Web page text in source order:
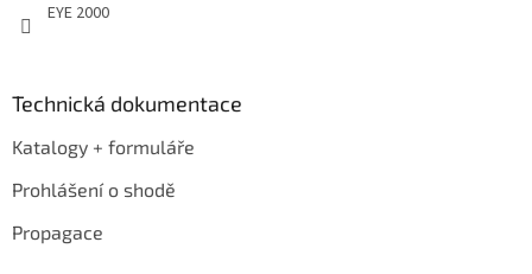
EYE 2000
Technická dokumentace
Katalogy + formuláře
Prohlášení o shodě
Propagace